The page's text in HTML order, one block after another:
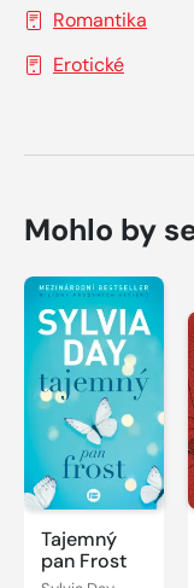
Romantika
Erotické
Mohlo by
Tajemný
pan Frost